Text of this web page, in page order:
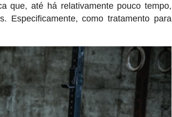
que, até há relativamente pouco tempo,
Especificamente, como tratamento para